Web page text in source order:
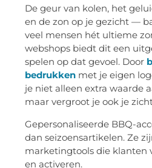
De geur van kolen, het
en de zon op je gezicht —
veel mensen hét ultieme
webshops biedt dit een
spelen op dat gevoel. Door
bedrukken met je eigen
je niet alleen extra waarde
maar vergroot je ook je
Gepersonaliseerde BBQ-
dan seizoensartikelen. Ze
marketingtools die klanten
en activeren.